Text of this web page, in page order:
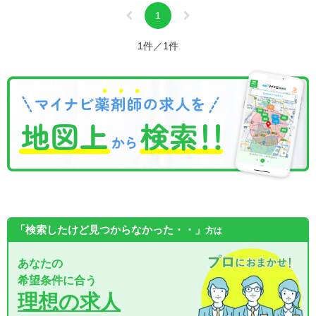
1
1件／1件
「検索したけど見つからなかった・・」 方は
あなたの
希望条件に合う
理想の求人